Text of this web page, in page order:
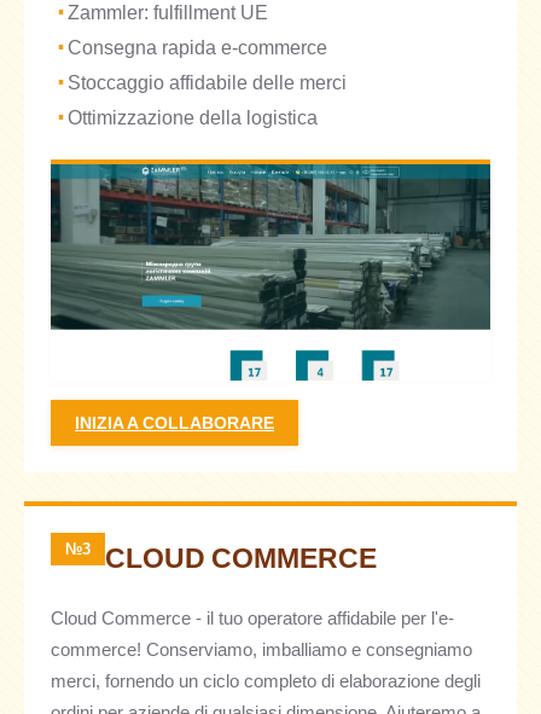
Zammler: fulfillment UE
Consegna rapida e-commerce
Stoccaggio affidabile delle merci
Ottimizzazione della logistica
INIZIA A COLLABORARE
№3 CLOUD COMMERCE
Cloud Commerce - il tuo operatore affidabile per l'e-
commerce! Conserviamo, imballiamo e consegniamo
merci, fornendo un ciclo completo di elaborazione degli